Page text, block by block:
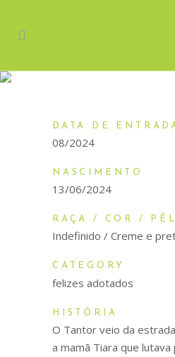
DATA DE
08/2024
NASCIMENTO
13/06/2024
RAÇA / COR /
Indefinido / Creme e
CATEGORY
felizes adotados
HISTÓRIA
O Tantor veio da
a mamã Tiara que lutava